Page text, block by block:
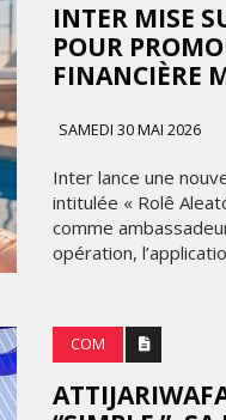
INTER MISE
POUR
FINANCIÈRE
SAMEDI 30 MAI 2026
Inter lance une
intitulée « Rolê
comme
opération,
COM